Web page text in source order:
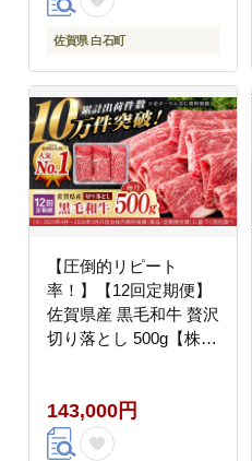
佐賀県 白石町
【圧倒的リピート
率！】【12回定期便】
佐賀県産 黒毛和牛 贅沢
切り落とし 500g【株式
しゃぶしゃぶ [IAG064]
143,000円